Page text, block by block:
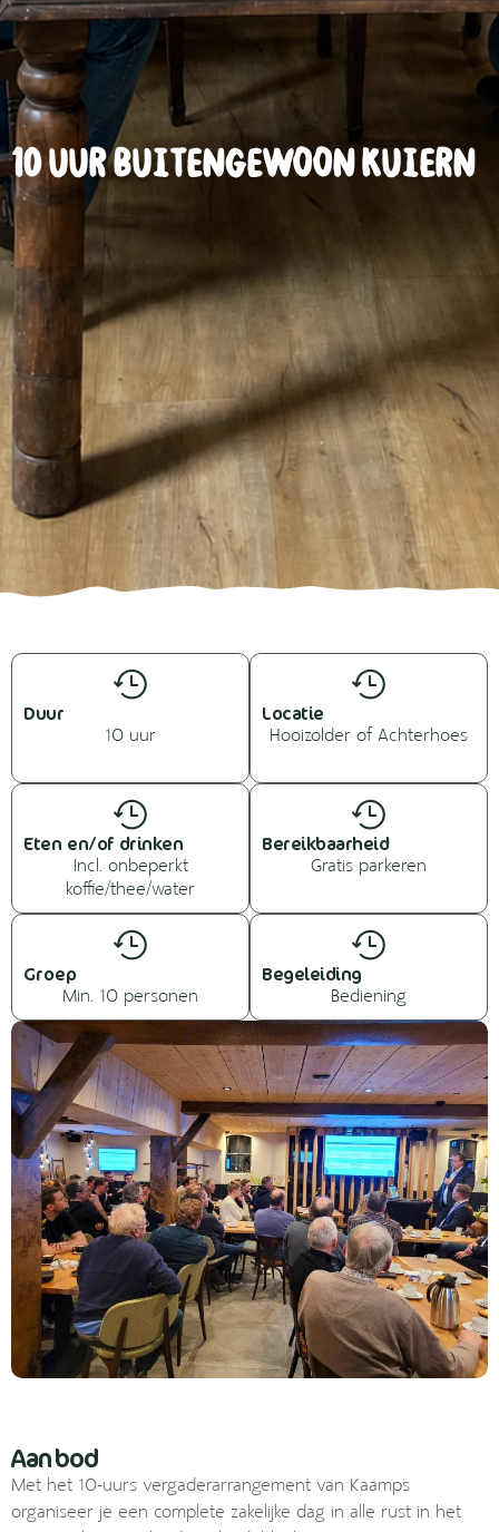
10 uur Buitengewoon kuiern
Duur
10 uur
Locatie
Hooizolder of Achterhoes
Eten en/of drinken
Incl. onbeperkt
koffie/thee/water
Bereikbaarheid
Gratis parkeren
Groep
Min. 10 personen
Begeleiding
Bediening
Aanbod
Met het 10-uurs vergaderarrangement van Kaamps
organiseer je een complete zakelijke dag in alle rust in het